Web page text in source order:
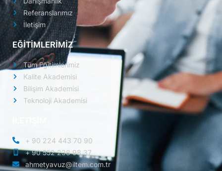
Referanslarımız
İletişim
EĞİTİMLERİMİZ
Tüm Eğitimlerimiz
Kalite Akademisi
Bilişim Akademisi
Teknoloji Akademisi
+ 90 224 443 70 90
+ 90 552 238 98 37
ahmetyavuz@iltem.com.tr